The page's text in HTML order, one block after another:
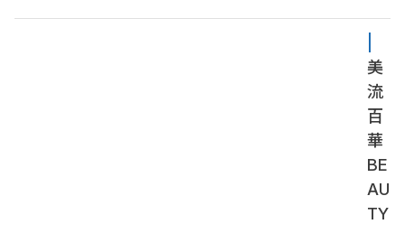
美
流
百
華
BE
AU
TY